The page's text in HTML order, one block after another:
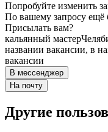
Попробуйте изменить
По вашему запросу ещё
Присылать вам?
кальянный мастер
названии вакансии, в
вакансии
В мессенджер
На почту
Другие